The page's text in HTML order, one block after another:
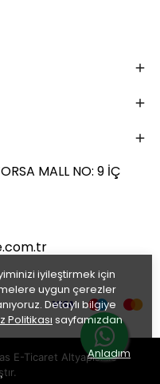
iyileştirmek için
uygun çerezler
Detaylı bilgiye
Politikası sayfamızdan
Anladım
MALL NO: 9 İÇ
E-Ticaret Altyapısı ile